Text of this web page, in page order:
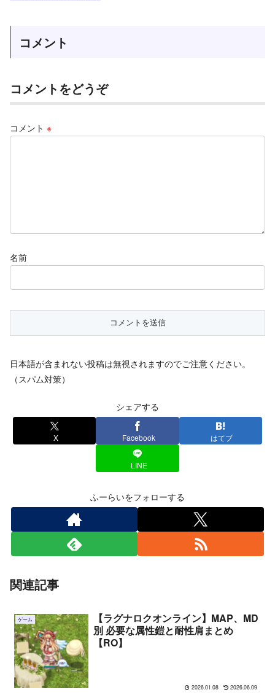
コメント
コメントをどうぞ
コメント ※
名前
日本語が含まれない投稿は無視されますのでご注意ください。
（スパム対策）
シェアする
X Facebook はてブ
LINE
ふーらいをフォローする
関連記事
ゲーム
【ラグナロクオンライン】MAP、MD
別 必要な属性鎧と耐性肩まとめ
【RO】
2026.01.08 2026.06.09